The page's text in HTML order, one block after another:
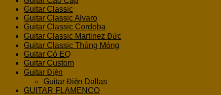
Guitar Classic
Guitar Classic Alvaro
Guitar Classic Cordoba
Guitar Classic Martinez Đức
Guitar Classic Thùng Mỏng
Guitar Có EQ
Guitar Custom
Guitar Điện
Guitar Điện Dallas
GUITAR FLAMENCO